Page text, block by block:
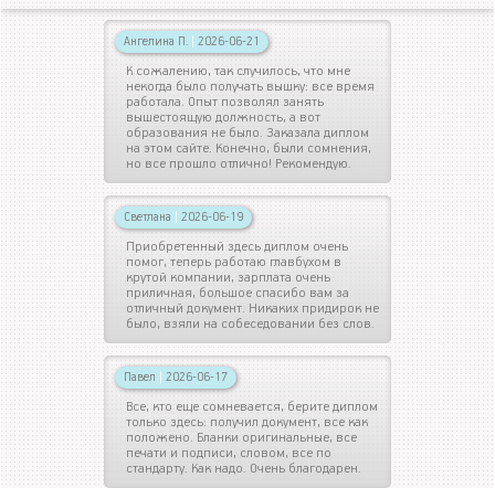
Ангелина П. | 2026-06-21
К сожалению, так случилось, что мне
некогда было получать вышку: все время
работала. Опыт позволял занять
вышестоящую должность, а вот
образования не было. Заказала диплом
на этом сайте. Конечно, были сомнения,
но все прошло отлично! Рекомендую.
Светлана | 2026-06-19
Приобретенный здесь диплом очень
помог, теперь работаю главбухом в
крутой компании, зарплата очень
приличная, большое спасибо вам за
отличный документ. Никаких придирок не
было, взяли на собеседовании без слов.
Павел | 2026-06-17
Все, кто еще сомневается, берите диплом
только здесь: получил документ, все как
положено. Бланки оригинальные, все
печати и подписи, словом, все по
стандарту. Как надо. Очень благодарен.